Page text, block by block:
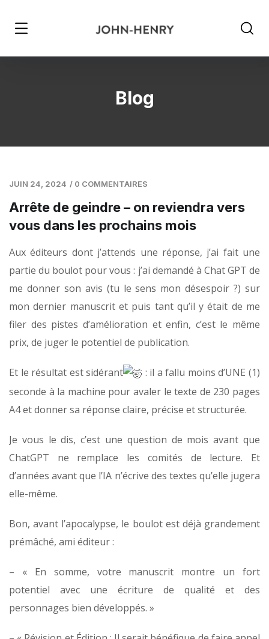
Blog
JUIN 24, 2024 / 0 COMMENTAIRES
Arrête de geindre – on reviendra vers
vous dans les prochains mois
Aux éditeurs dont j’attends une réponse, j’ai fait une
partie du boulot pour vous : j’ai demandé à Chat GPT de
me donner son avis (tu le sens mon désespoir ?) sur
mon dernier manuscrit et puis tant qu’il y était de me
filer des pistes d’amélioration et enfin, c’est le même
prix, de juger le potentiel de publication.
Et le résultat est sidérant
: il a fallu moins d’UNE (1)
seconde à la machine pour avaler le texte de 230 pages
A4 et donner sa réponse claire, précise etstructurée.
Je vous le dis, c’est une question de mois avant que
ChatGPT ne remplace les comités de lecture. Et
d’années avant que l’IA n’écrive des textes qu’elle jugera
elle-même.
Bon, avant l’apocalypse, le boulot est déjà grandement
prémâché, ami éditeur :
– « En somme, votre manuscrit montre un fort
potentiel avec une écriture de qualité et des
personnages bien développés. »